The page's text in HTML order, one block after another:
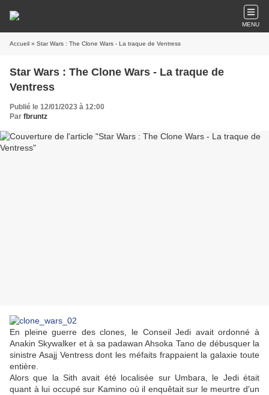
MENU
Accueil » Star Wars : The Clone Wars - La traque de Ventress
Star Wars : The Clone Wars - La traque de
Ventress
Publié le 12/01/2023 à 12:00
Par fbruntz
En pleine guerre des clones, le Conseil Jedi avait ordonné à
Anakin Skywalker et à sa padawan Ahsoka Tano de débusquer la
sinistre Asajj Ventress dont les méfaits frappaient la galaxie toute
entière.
Alors que la Sith avait été localisée sur Umbara, le Jedi était
quant à lui occupé sur Kamino où il enquêtait sur le meurtre d'un